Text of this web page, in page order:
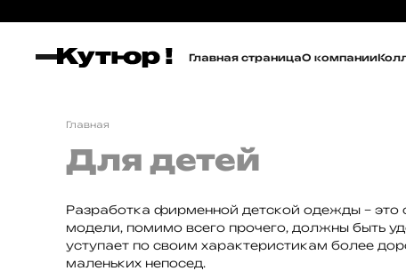
Главная страницаО компании
Главная
Для детей
Разработка фирменной детской одежды – это
модели, помимо всего прочего, должны быть
уступает по своим характеристикам более
маленьких непосед.